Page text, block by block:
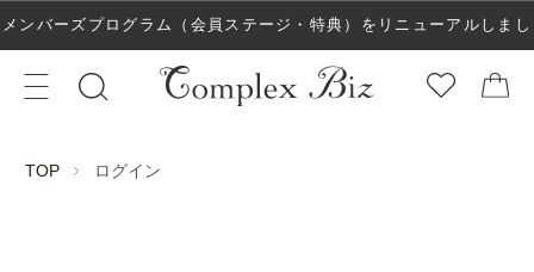
メンバーズプログラム（会員ステージ・特典）をリニューアルしまし
た！
TOP ログイン